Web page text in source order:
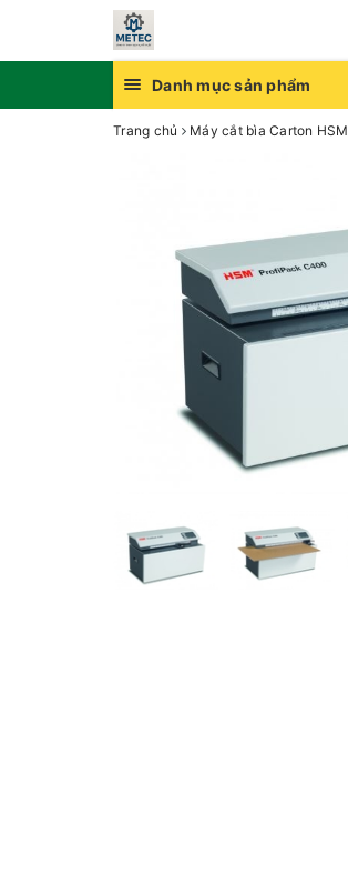
Danh mục sản phẩm
Trang chủ Máy cắt bìa Carton HSM